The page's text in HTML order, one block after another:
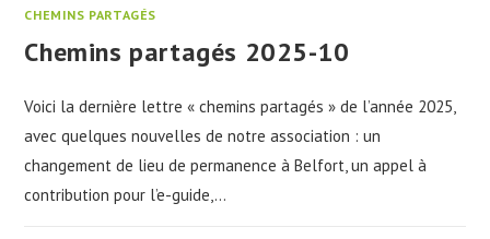
CHEMINS PARTAGÉS
Chemins partagés 2025-10
Voici la dernière lettre « chemins partagés » de l’année 2025,
avec quelques nouvelles de notre association : un
changement de lieu de permanence à Belfort, un appel à
contribution pour l’e-guide,…